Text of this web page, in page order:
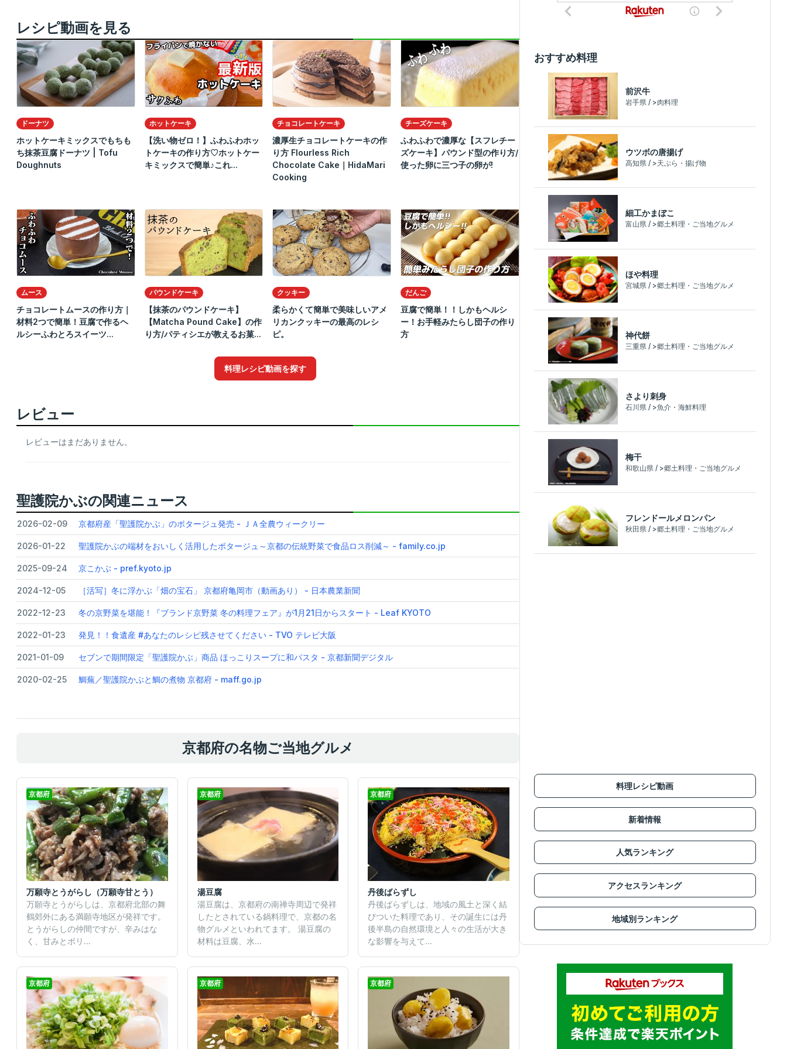
レシピ動画を見る
ドーナツ
ホットケーキミックスでもちも
ち抹茶豆腐ドーナツ | Tofu
Doughnuts
ホットケーキ
【洗い物ゼロ！】ふわふわホッ
トケーキの作り方♡ホットケー
キミックスで簡単♪これ...
チョコレートケーキ
濃厚生チョコレートケーキの作
り方 Flourless Rich
Chocolate Cake｜HidaMari
Cooking
チーズケーキ
ふわふわで濃厚な【スフレチー
ズケーキ】パウンド型の作り方/
使った卵に三つ子の卵が!
ムース
チョコレートムースの作り方｜
材料2つで簡単！豆腐で作るヘ
ルシーふわとろスイーツ...
パウンドケーキ
【抹茶のパウンドケーキ】
【Matcha Pound Cake】の作
り方/パティシエが教えるお菓...
クッキー
柔らかくて簡単で美味しいアメ
リカンクッキーの最高のレシ
ピ。
だんご
豆腐で簡単！！しかもヘルシ
ー！お手軽みたらし団子の作り
方
料理レシピ動画を探す
レビュー
レビューはまだありません。
聖護院かぶの関連ニュース
2026-02-09 京都府産「聖護院かぶ」のポタージュ発売 - ＪＡ全農ウィークリー
2026-01-22 聖護院かぶの端材をおいしく活用したポタージュ～京都の伝統野菜で食品ロス削減～ - family.co.jp
2025-09-24 京こかぶ - pref.kyoto.jp
2024-12-05 ［活写］冬に浮かぶ「畑の宝石」 京都府亀岡市（動画あり） - 日本農業新聞
2022-12-23 冬の京野菜を堪能！『ブランド京野菜 冬の料理フェア』が1月21日からスタート - Leaf KYOTO
2022-01-23 発見！！食遺産 #あなたのレシピ残させてください - TVO テレビ大阪
2021-01-09 セブンで期間限定「聖護院かぶ」商品 ほっこりスープに和パスタ - 京都新聞デジタル
2020-02-25 鯛蕪／聖護院かぶと鯛の煮物 京都府 - maff.go.jp
京都府の名物ご当地グルメ
京都府
万願寺とうがらし（万願寺甘とう）
万願寺とうがらしは、京都府北部の舞
鶴郊外にある満願寺地区が発祥です。
とうがらしの仲間ですが、辛みはな
く、甘みとボリ...
京都府
湯豆腐
湯豆腐は、京都府の南禅寺周辺で発祥
したとされている鍋料理で、京都の名
物グルメといわれてます。 湯豆腐の
材料は豆腐、水...
京都府
丹後ばらずし
丹後ばらずしは、地域の風土と深く結
びついた料理であり、その誕生には丹
後半島の自然環境と人々の生活が大き
な影響を与えて...
京都府 京都府 京都府
おすすめ料理
前沢牛
岩手県 / >肉料理
ウツボの唐揚げ
高知県 / >天ぷら・揚げ物
細工かまぼこ
富山県 / >郷土料理・ご当地グルメ
ほや料理
宮城県 / >郷土料理・ご当地グルメ
神代餅
三重県 / >郷土料理・ご当地グルメ
さより刺身
石川県 / >魚介・海鮮料理
梅干
和歌山県 / >郷土料理・ご当地グルメ
フレンドールメロンパン
秋田県 / >郷土料理・ご当地グルメ
料理レシピ動画
新着情報
人気ランキング
アクセスランキング
地域別ランキング